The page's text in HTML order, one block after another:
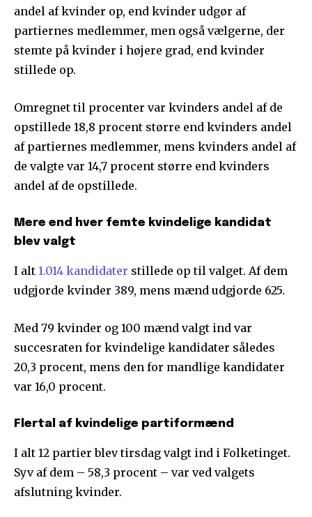
andel af kvinder op, end kvinder udgør af
partiernes medlemmer, men også vælgerne, der
stemte på kvinder i højere grad, end kvinder
stillede op.
Omregnet til procenter var kvinders andel af de
opstillede 18,8 procent større end kvinders andel
af partiernes medlemmer, mens kvinders andel af
de valgte var 14,7 procent større end kvinders
andel af de opstillede.
Mere end hver femte kvindelige kandidat
blev valgt
I alt 1.014 kandidater stillede op til valget. Af dem
udgjorde kvinder 389, mens mænd udgjorde 625.
Med 79 kvinder og 100 mænd valgt ind var
succesraten for kvindelige kandidater således
20,3 procent, mens den for mandlige kandidater
var 16,0 procent.
Flertal af kvindelige partiformænd
I alt 12 partier blev tirsdag valgt ind i Folketinget.
Syv af dem – 58,3 procent – var ved valgets
afslutning kvinder.